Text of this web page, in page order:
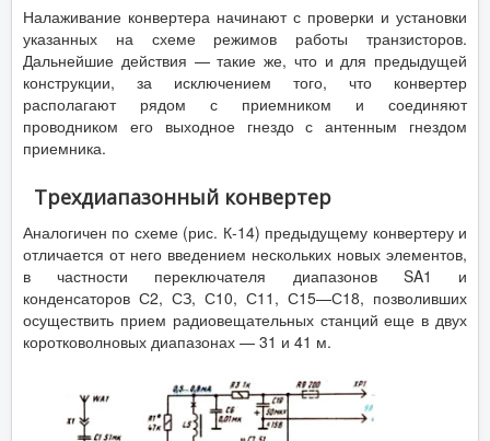
Налаживание конвертера начинают с проверки и установки
указанных на схеме режимов работы транзисторов.
Дальнейшие действия — такие же, что и для предыдущей
конструкции, за исключением того, что конвертер
располагают рядом с приемником и соединяют
проводником его выходное гнездо с антенным гнездом
приемника.
Трехдиапазонный конвертер
Аналогичен по схеме (рис. К-14) предыдущему конвертеру и
отличается от него введением нескольких новых элементов,
в частности переключателя диапазонов SA1 и
конденсаторов С2, СЗ, С10, С11, С15—С18, позволивших
осуществить прием радиовещательных станций еще в двух
коротковолновых диапазонах — 31 и 41 м.